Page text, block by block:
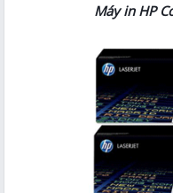
Máy in HP